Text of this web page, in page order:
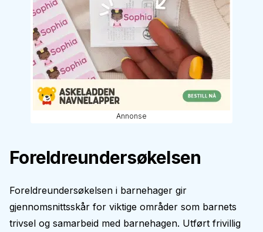
Annonse
Foreldreundersøkelsen
Foreldreundersøkelsen i barnehager gir
gjennomsnittsskår for viktige områder som barnets
trivsel og samarbeid med barnehagen. Utført frivillig